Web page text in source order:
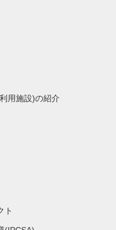
用施設)の紹介
ト